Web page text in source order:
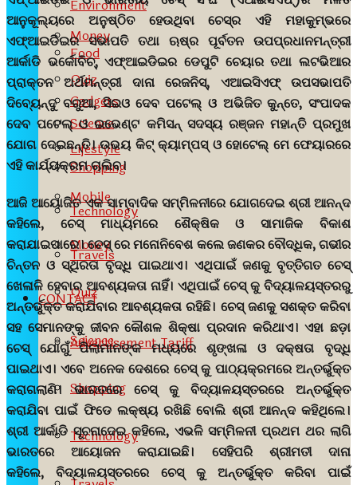
Money
Quiz
Science
Shopping
Technology
Travels
CONTACT
Advertisement Tariff
Environment
Food
Gadgets
Lifestyle
Mobile
Money
Quiz
Science
Shopping
Technology
ଆନୁକୂଲ୍ୟରେ ଅନୁଷ୍ଠିତ ହେଉଥିବା ଚେସ୍‌ର ଏହି ମହାକୁମ୍ଭରେ
ଏଫ୍‌ଆଇଡିଇର ସଭାପତି ତଥା ଋଷ୍‌ର ପୂର୍ବତନ ଉପପ୍ରଧାନମନ୍ତ୍ରୀ
ଆର୍କାଡି ଭର୍କୋବିଚ୍‌, ଏଫ୍‌ଆଇଡିଇର ଡେପୁଟି ଚେୟାର ତଥା ଲଟଭିଆର
ପ୍ରାକ୍ତନ ଅର୍ଥମନ୍ତ୍ରୀ ଦାନା ରେଜନିସ୍‌, ଏଆଇସିଏଫ୍ ଉପସଭାପତି
ଦିବ୍ୟେନ୍ଦୁ ବରୁଆ, ସିଇଓ ଦେବ ପଟେଲ୍ ଓ ଅଭିଜିତ କୁନ୍ତେ, ସଂପାଦକ
ଦେବ ପଟେଲ୍ ଓ ଇଭେଣ୍ଟ କମିସନ୍ ସଦସ୍ୟ ରଞ୍ଜନ ମହାନ୍ତି ପ୍ରମୁଖ
ଯୋଗ ଦେଇଛନ୍ତି। ଉଭୟ କିଟ୍ କ୍ୟାମ୍ପସ୍ ଓ ହୋଟେଲ୍ ମେ ଫେୟାରରେ
ଏହି କାର୍ଯ୍ୟକ୍ରମ ଚାଲିବ।
ଆଜି ଆୟୋଜିତ ଏକ ସାମ୍ବାଦିକ ସମ୍ମିଳନୀରେ ଯୋଗଦେଇ ଶ୍ରୀ ଆନନ୍ଦ
କହିଲେ, ଚେସ୍‍ ମାଧ୍ୟମରେ ଶୈକ୍ଷିକ ଓ ସାମାଜିକ ବିକାଶ
କରାଯାଇପାରେ। ଚେସ୍‍ ରେ ମନୋନିବେଶ କଲେ ଜଣକର ବୌଦ୍ଧିକ, ଗଭୀର
ଚିନ୍ତନ ଓ ସ୍ଥିରତା ବୃଦ୍ଧି ପାଇଥାଏ। ଏଥିପାଇଁ ଜଣକୁ ବୃତ୍ତିଗତ ଚେସ୍‍
ଖେଳାଳି ହେବାର ଆବଶ୍ୟକତା ନାହିଁ। ଏଥିପାଇଁ ଚେସ୍ କୁ ବିଦ୍ୟାଳୟସ୍ତରରୁ
ଅନ୍ତର୍ଭୁକ୍ତ କରାଯିବାର ଆବଶ୍ୟକତା ରହିଛି। ଚେସ୍‍ ଜଣକୁ ସଶକ୍ତ କରିବା
ସହ ସେମାନଙ୍କୁ ଜୀବନ କୌଶଳ ଶିକ୍ଷା ପ୍ରଦାନ କରିଥାଏ। ଏହା ଛଡ଼ା
ଚେସ୍‍ ଯୋଗୁଁ ପିଲାମାନଙ୍କ ମଧ୍ୟରେ ଶୃଙ୍ଖଳା ଓ ଦକ୍ଷତା ବୃଦ୍ଧି
ପାଇଥାଏ। ଏବେ ଅନେକ ଦେଶରେ ଚେସ୍ କୁ ପାଠ୍ୟକ୍ରମରେ ଅନ୍ତର୍ଭୁକ୍ତ
କରାଗଲାଣି। ଭାରତରେ ଚେସ୍ କୁ ବିଦ୍ୟାଳୟସ୍ତରରେ ଅନ୍ତର୍ଭୁକ୍ତ
କରାଯିବା ପାଇଁ ଫିଡେ ଲକ୍ଷ୍ୟ ରଖିଛି ବୋଲି ଶ୍ରୀ ଆନନ୍ଦ କହିଥିଲେ।
ଶ୍ରୀ ଆର୍କାଡି ସୂଚନାଦେଇ କହିଲେ, ଏଭଳି ସମ୍ମିଳନୀ ପ୍ରଥମ ଥର ଲାଗି
ଭାରତରେ ଆୟୋଜନ କରାଯାଇଛି। ସେହିପରି ଶ୍ରୀମତୀ ଦାନା
କହିଲେ, ବିଦ୍ୟାଳୟସ୍ତରରେ ଚେସ୍ କୁ ଅନ୍ତର୍ଭୁକ୍ତ କରିବା ପାଇଁ